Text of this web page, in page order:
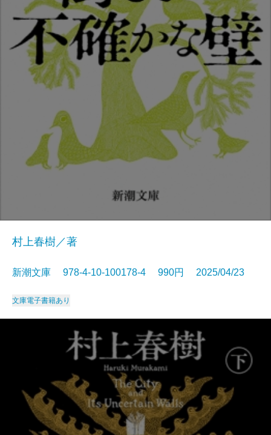
村上春樹／著
新潮文庫 978-4-10-100178-4 990円 2025/04/23
文庫電子書籍あり